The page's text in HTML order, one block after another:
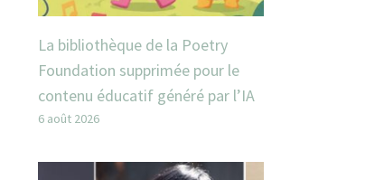
La bibliothèque de la Poetry
Foundation supprimée pour le
contenu éducatif généré par l’IA
6 août 2026